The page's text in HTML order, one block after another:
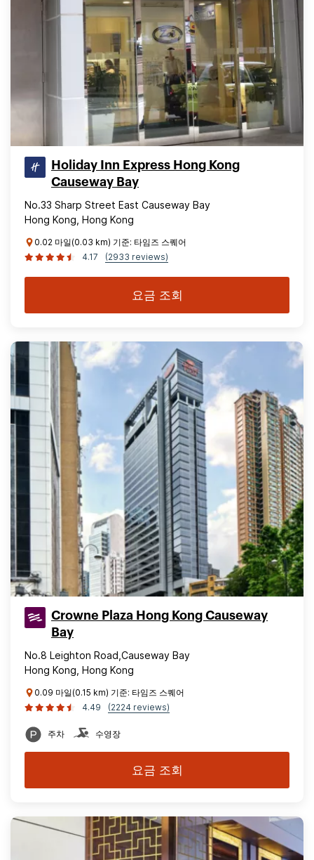
Holiday Inn Express Hong Kong
Causeway Bay
No.33 Sharp Street East Causeway Bay
Hong Kong, Hong Kong
0.02 마일(0.03 km) 기준: 타임즈 스퀘어
4.17
(2933 reviews)
요금 조회
Crowne Plaza Hong Kong Causeway
Bay
No.8 Leighton Road,Causeway Bay
Hong Kong, Hong Kong
0.09 마일(0.15 km) 기준: 타임즈 스퀘어
4.49
(2224 reviews)
주차 수영장
요금 조회